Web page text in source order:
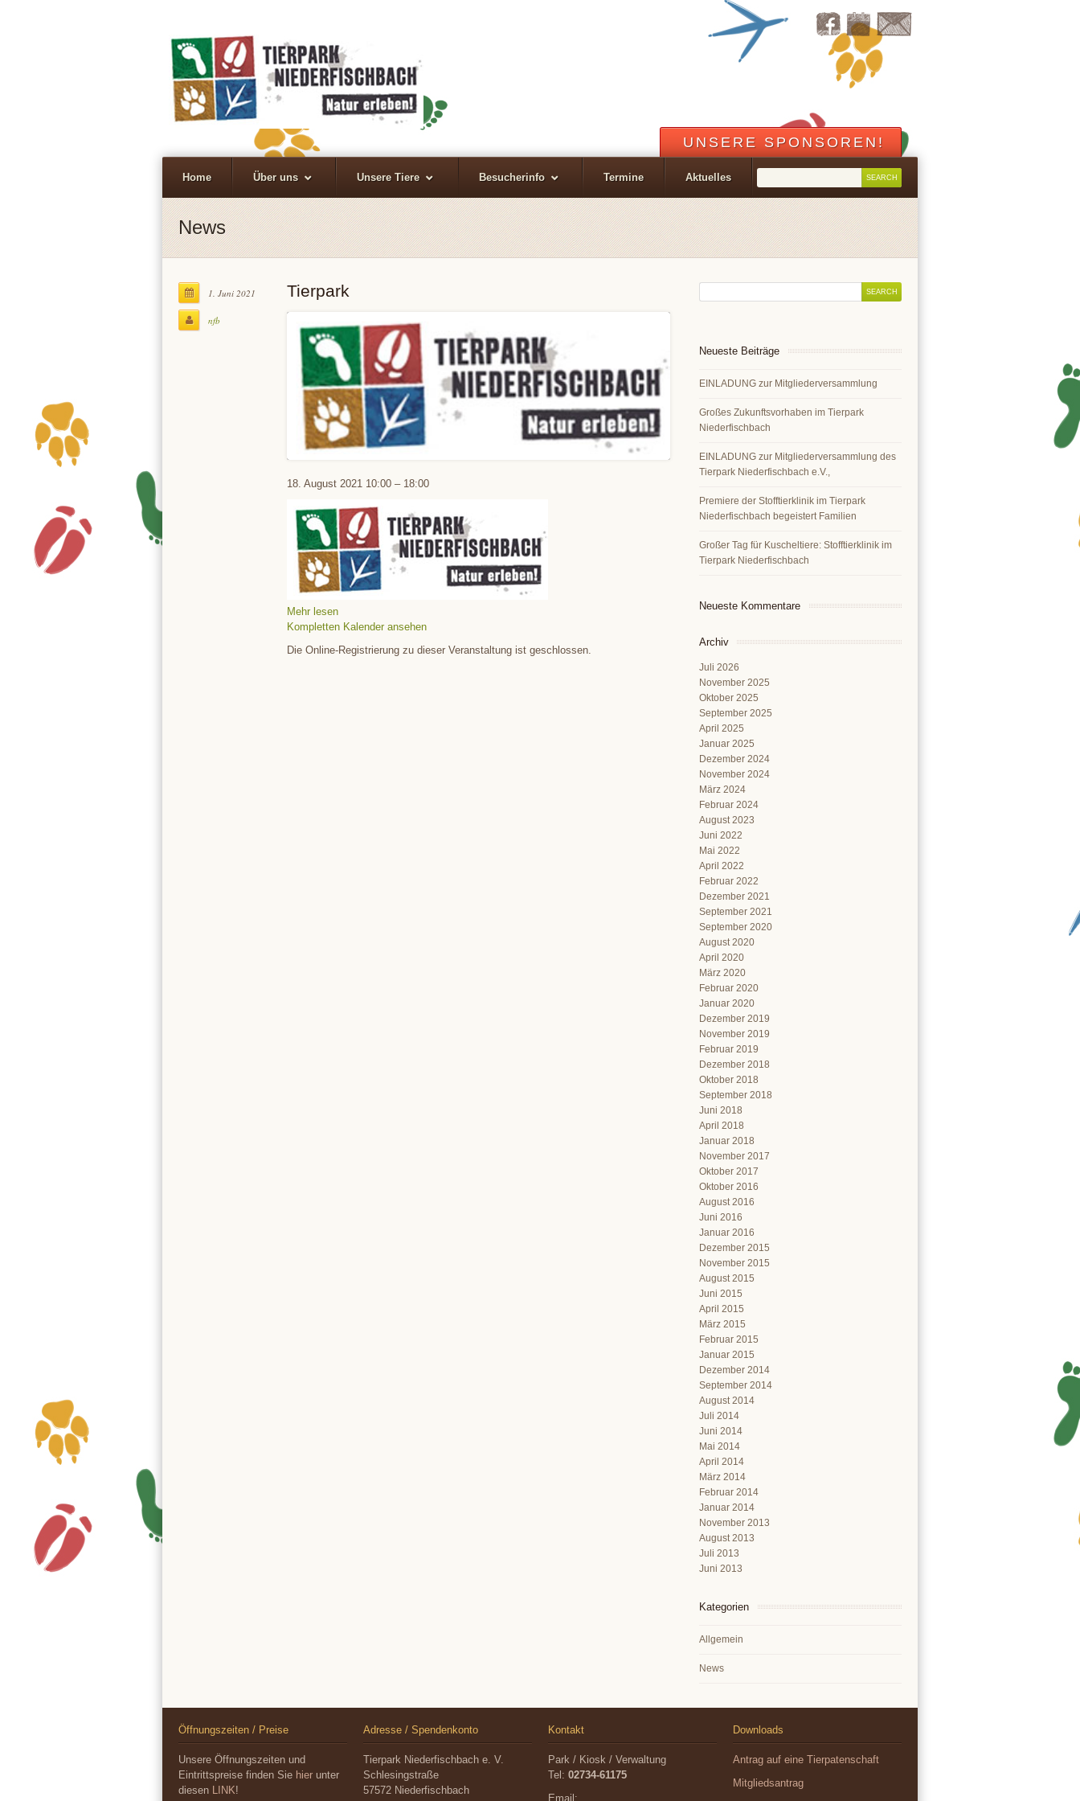
UNSERE SPONSOREN!
Home Über uns Unsere Tiere Besucherinfo Termine Aktuelles
News
1. Juni 2021
nfb
Tierpark
Tierpark
18. August 2021 10:00 – 18:00
Mehr lesen
Kompletten Kalender ansehen
Die Online-Registrierung zu dieser Veranstaltung ist geschlossen.
Neueste Beiträge
EINLADUNG zur Mitgliederversammlung
Großes Zukunftsvorhaben im Tierpark
Niederfischbach
EINLADUNG zur Mitgliederversammlung des
Tierpark Niederfischbach e.V.,
Premiere der Stofftierklinik im Tierpark
Niederfischbach begeistert Familien
Großer Tag für Kuscheltiere: Stofftierklinik im
Tierpark Niederfischbach
Neueste Kommentare
Archiv
Juli 2026
November 2025
Oktober 2025
September 2025
April 2025
Januar 2025
Dezember 2024
November 2024
März 2024
Februar 2024
August 2023
Juni 2022
Mai 2022
April 2022
Februar 2022
Dezember 2021
September 2021
September 2020
August 2020
April 2020
März 2020
Februar 2020
Januar 2020
Dezember 2019
November 2019
Februar 2019
Dezember 2018
Oktober 2018
September 2018
Juni 2018
April 2018
Januar 2018
November 2017
Oktober 2017
Oktober 2016
August 2016
Juni 2016
Januar 2016
Dezember 2015
November 2015
August 2015
Juni 2015
April 2015
März 2015
Februar 2015
Januar 2015
Dezember 2014
September 2014
August 2014
Juli 2014
Juni 2014
Mai 2014
April 2014
März 2014
Februar 2014
Januar 2014
November 2013
August 2013
Juli 2013
Juni 2013
Kategorien
Allgemein
News
Öffnungszeiten / Preise
Unsere Öffnungszeiten und
Eintrittspreise finden Sie hier unter
diesen LINK!
Adresse / Spendenkonto
Tierpark Niederfischbach e. V.
Schlesingstraße
57572 Niederfischbach
Kontakt
Park / Kiosk / Verwaltung
Tel: 02734-61175
Email:
Downloads
Antrag auf eine Tierpatenschaft
Mitgliedsantrag